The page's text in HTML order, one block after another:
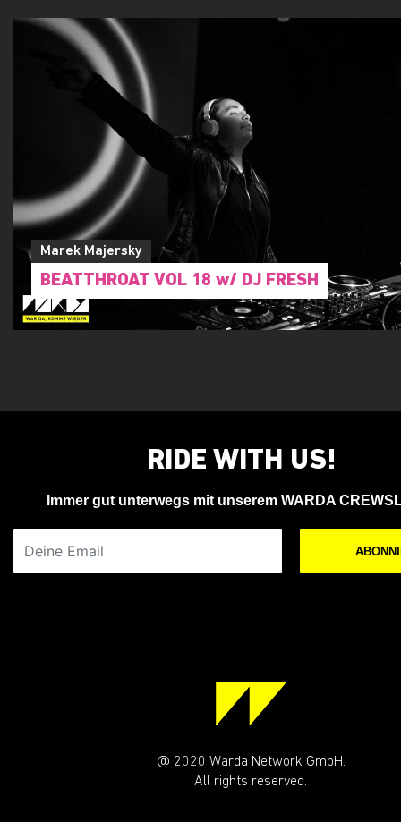
Flo Bozic
Ab Absurdo // Bubble & Egorythmia
Marek Majersky
BEATTHROAT VOL 18 w/ DJ FRESH
Immer gut unterwegs mit unserem WARDA